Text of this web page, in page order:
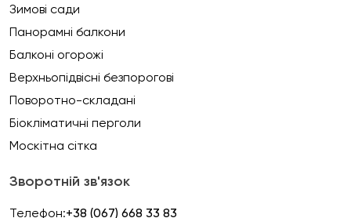
Зимові сади
Панорамні балкони
Балконі огорожі
Верхньопідвісні безпорогові
Поворотно-складані
Біокліматичні перголи
Москітна сітка
Зворотній зв'язок
Телефон:+38 (067) 668 33 83